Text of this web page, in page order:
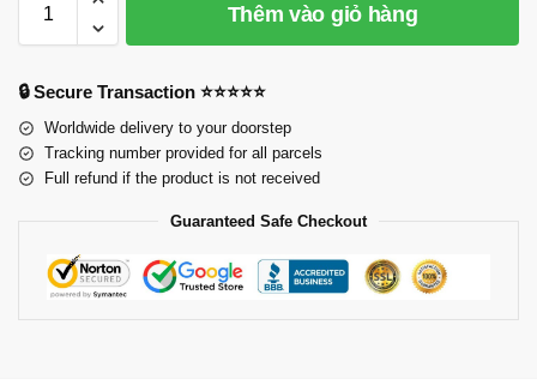
Thêm vào giỏ hàng
🔒 Secure Transaction ⭐⭐⭐⭐⭐
Worldwide delivery to your doorstep
Tracking number provided for all parcels
Full refund if the product is not received
Guaranteed Safe Checkout